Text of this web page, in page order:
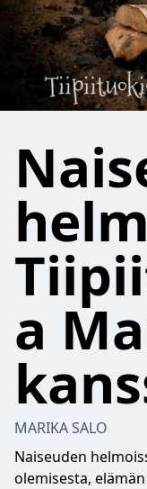
a
MARIKA SALO
Naiseuden
olemisesta,